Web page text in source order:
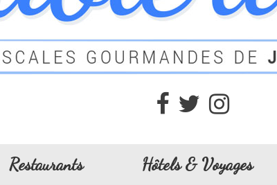
Restaurants Hôtels & Voyages